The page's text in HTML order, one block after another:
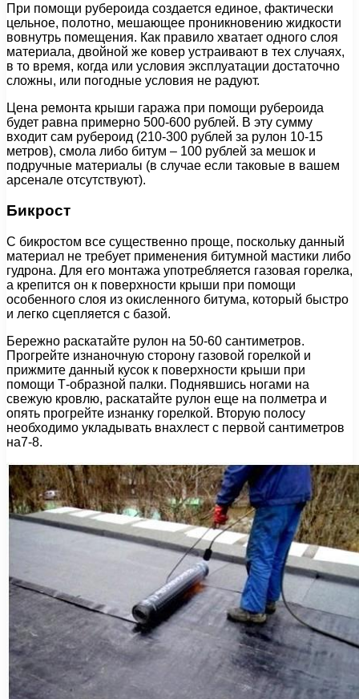
При помощи рубероида создается единое, фактически
цельное, полотно, мешающее проникновению жидкости
вовнутрь помещения. Как правило хватает одного слоя
материала, двойной же ковер устраивают в тех случаях,
в то время, когда или условия эксплуатации достаточно
сложны, или погодные условия не радуют.
Цена ремонта крыши гаража при помощи рубероида
будет равна примерно 500-600 рублей. В эту сумму
входит сам рубероид (210-300 рублей за рулон 10-15
метров), смола либо битум – 100 рублей за мешок и
подручные материалы (в случае если таковые в вашем
арсенале отсутствуют).
Бикрост
С бикростом все существенно проще, поскольку данный
материал не требует применения битумной мастики либо
гудрона. Для его монтажа употребляется газовая горелка,
а крепится он к поверхности крыши при помощи
особенного слоя из окисленного битума, который быстро
и легко сцепляется с базой.
Бережно раскатайте рулон на 50-60 сантиметров.
Прогрейте изнаночную сторону газовой горелкой и
прижмите данный кусок к поверхности крыши при
помощи Т-образной палки. Поднявшись ногами на
свежую кровлю, раскатайте рулон еще на полметра и
опять прогрейте изнанку горелкой. Вторую полосу
необходимо укладывать внахлест с первой сантиметров
на7-8.